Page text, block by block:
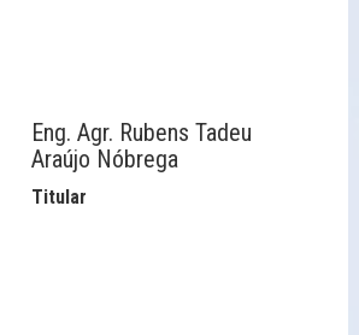
Eng. Agr. Rubens Tadeu
Araújo Nóbrega
Titular